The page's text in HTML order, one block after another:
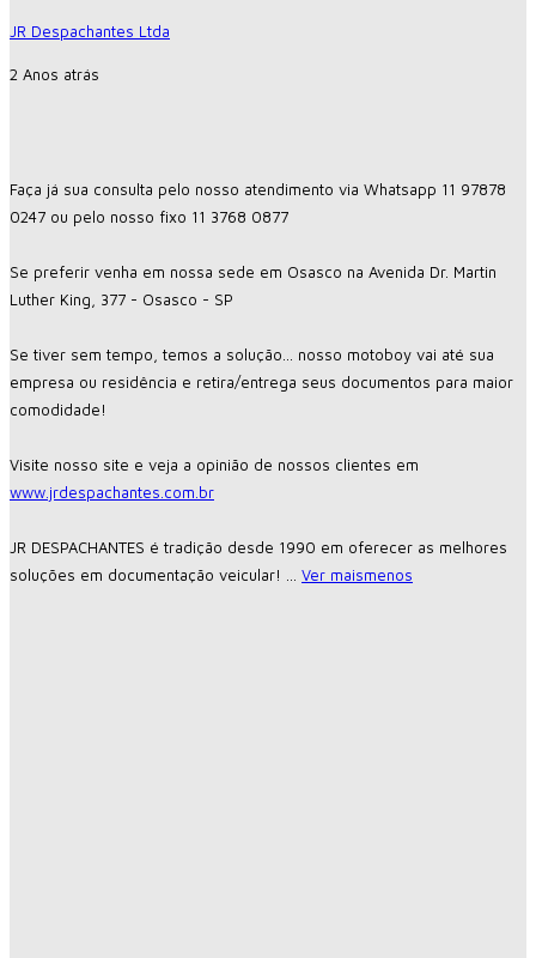
JR Despachantes Ltda
2 Anos atrás
Faça já sua consulta pelo nosso atendimento via Whatsapp 11 97878
0247 ou pelo nosso fixo 11 3768 0877
Se preferir venha em nossa sede em Osasco na Avenida Dr. Martin
Luther King, 377 - Osasco - SP
Se tiver sem tempo, temos a solução... nosso motoboy vai até sua
empresa ou residência e retira/entrega seus documentos para maior
comodidade!
Visite nosso site e veja a opinião de nossos clientes em
www.jrdespachantes.com.br
JR DESPACHANTES é tradição desde 1990 em oferecer as melhores
soluções em documentação veicular! ... Ver maismenos